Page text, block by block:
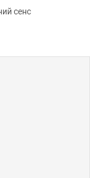
сенс